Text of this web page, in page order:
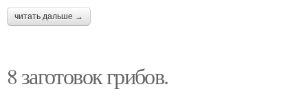
читать дальше →
8 заготовок грибов.